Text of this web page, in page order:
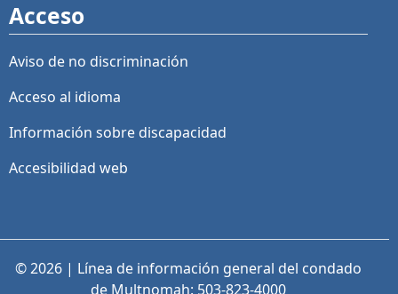
Acceso
Aviso de no discriminación
Acceso al idioma
Información sobre discapacidad
Accesibilidad web
© 2026 | Línea de información general del condado
de Multnomah: 503-823-4000